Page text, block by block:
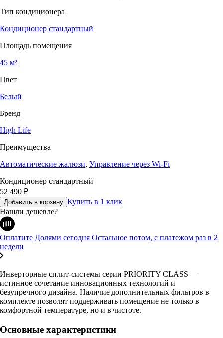
Тип кондиционера
Кондиционер стандартный
Площадь помещения
45 м²
Цвет
Белый
Бренд
High Life
Преимущества
Автоматические жалюзи, Управление через Wi-Fi
Кондиционер стандартный
52 490 ₽
Добавить в корзину Купить в 1 клик
Нашли дешевле?
Оплатите Долями сегодня Остальное потом, с платежом раз в 2
недели
Инверторные сплит-системы серии PRIORITY CLASS —
истинное сочетание инновационных технологий и
безупречного дизайна. Наличие дополнительных фильтров в
комплекте позволят поддерживать помещение не только в
комфортной температуре, но и в чистоте.
Основные характеристики